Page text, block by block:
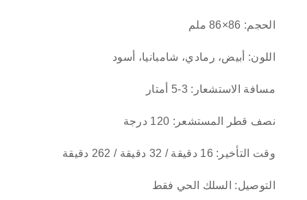
الحجم: 86×86 ملم
اللون: أبيض، رمادي، شامبانيا، أسود
مسافة الاستشعار: 3-5 أمتار
نصف قطر المستشعر: 120 درجة
وقت التأخير: 16 دقيقة / 32 دقيقة / 262 دقيقة
التوصيل: السلك الحي فقط